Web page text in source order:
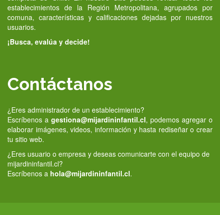
establecimientos de la Región Metropolitana, agrupados por
comuna, características y calificaciones dejadas por nuestros
usuarios.
¡Busca, evalúa y decide!
Contáctanos
¿Eres administrador de un establecimiento?
Escríbenos a gestiona@mijardininfantil.cl, podemos agregar o
elaborar imágenes, videos, información y hasta rediseñar o crear
tu sitio web.
¿Eres usuario o empresa y deseas comunicarte con el equipo de
mijardininfantil.cl?
Escríbenos a hola@mijardininfantil.cl.